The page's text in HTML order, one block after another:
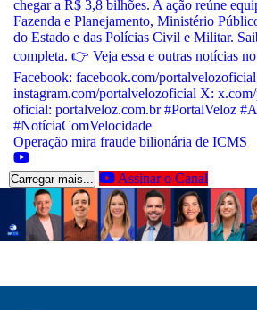
Operação mira fraude bilionária de ICMS
Carregar mais... Assinar o Canal